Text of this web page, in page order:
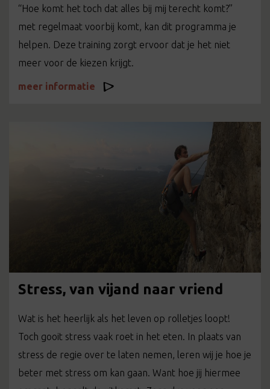
“Hoe komt het toch dat alles bij mij terecht komt?”
met regelmaat voorbij komt, kan dit programma je
helpen. Deze training zorgt ervoor dat je het niet
meer voor de kiezen krijgt.
meer informatie
Stress, van vijand naar vriend
Wat is het heerlijk als het leven op rolletjes loopt!
Toch gooit stress vaak roet in het eten. In plaats van
stress de regie over te laten nemen, leren wij je hoe je
beter met stress om kan gaan. Want hoe jij hiermee